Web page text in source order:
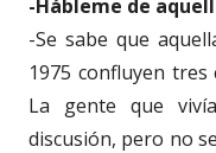
-Hábleme de
-Se sabe que
1975 confluyen
La gente que
discusión, pero no